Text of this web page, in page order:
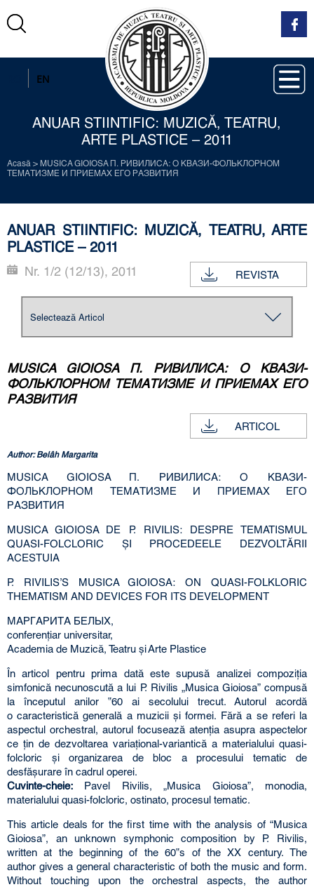
EN
ANUAR STIINTIFIC: MUZICĂ, TEATRU,
ARTE PLASTICE – 2011
Acasă > MUSICA GIOIOSA П. РИВИЛИСА: О КВАЗИ-ФОЛЬКЛОРНОМ
ТЕМАТИЗМЕ И ПРИЕМАХ ЕГО РАЗВИТИЯ
ANUAR STIINTIFIC: MUZICĂ, TEATRU, ARTE
PLASTICE – 2011
REVISTA
Nr. 1/2 (12/13), 2011
MUSICA GIOIOSA П. РИВИЛИСА: О КВАЗИ-
ФОЛЬКЛОРНОМ ТЕМАТИЗМЕ И ПРИЕМАХ ЕГО
РАЗВИТИЯ
ARTICOL
Author: Belâh Margarita
MUSICA GIOIOSA П. РИВИЛИСА: О КВАЗИ-
ФОЛЬКЛОРНОМ ТЕМАТИЗМЕ И ПРИЕМАХ ЕГО
РАЗВИТИЯ
MUSICA GIOIOSA DE P. RIVILIS: DESPRE TEMATISMUL
QUASI-FOLCLORIC ŞI PROCEDEELE DEZVOLTĂRII
ACESTUIA
P. RIVILIS’S MUSICA GIOIOSA: ON QUASI-FOLKLORIC
THEMATISM AND DEVICES FOR ITS DEVELOPMENT
МАРГАРИТА БЕЛЫХ,
conferenţiar universitar,
Academia de Muzică, Teatru şi Arte Plastice
În articol pentru prima dată este supusă analizei compoziţia
simfonică necunoscută a lui P. Rivilis „Musica Gioiosa” compusă
la începutul anilor ‟60 ai secolului trecut. Autorul acordă
o caracteristică generală a muzicii şi formei. Fără a se referi la
aspectul orchestral, autorul focusează atenţia asupra aspectelor
ce ţin de dezvoltarea variaţional-variantică a materialului quasi-
folcloric şi organizarea de bloc a procesului tematic de
desfăşurare în cadrul operei.
Cuvinte-cheie: Pavel Rivilis, „Musica Gioiosa”, monodia,
materialului quasi-folcloric, ostinato, procesul tematic.
This article deals for the first time with the analysis of “Musica
Gioiosa”, an unknown symphonic composition by P. Rivilis,
written at the beginning of the 60‟s of the XX century. The
author gives a general characteristic of both the music and form.
Without touching upon the orchestral aspects, the author